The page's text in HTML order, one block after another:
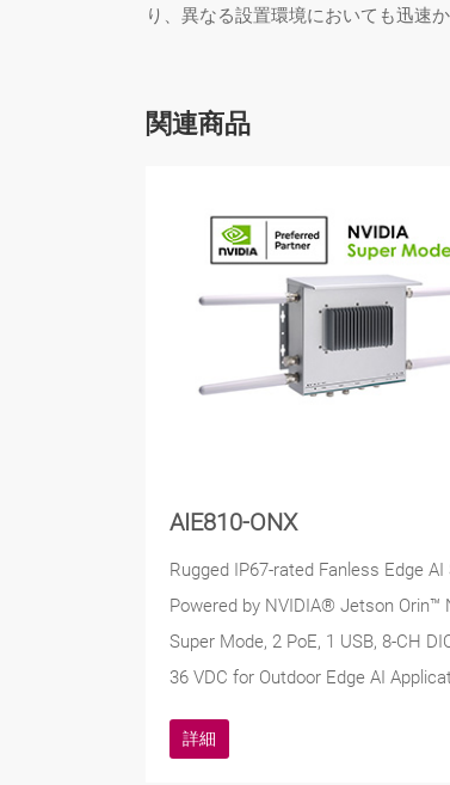
り、異なる設置環境においても迅速
関連商品
AIE810-ONX
Rugged IP67-rated Fanless Edge
Powered by NVIDIA® Jetson Orin™
Super Mode, 2 PoE, 1 USB, 8-CH
36 VDC for Outdoor Edge AI
詳細